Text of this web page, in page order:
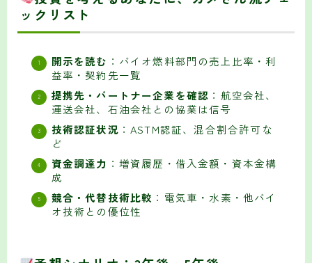
ックリスト
開示を読む ：バイオ燃料部門の売上比率・利
益率・契約先一覧
提携先・パートナー企業を確認 ：航空会社、
運送会社、石油会社との協業は信号
技術認証状況 ：ASTM認証、混合割合許可な
ど
資金調達力 ：増資履歴・借入金額・資本金構
成
競合・代替技術比較 ：電気車・水素・他バイ
オ技術との優位性